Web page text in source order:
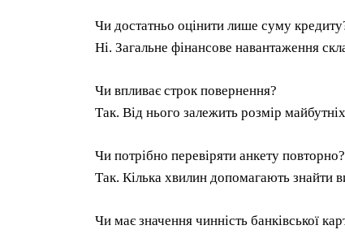
Чи достатньо оцінити лише суму
Ні. Загальне фінансове навантаження
Чи впливає строк повернення?
Так. Від нього залежить розмір
Чи потрібно перевіряти анкету повторно?
Так. Кілька хвилин допомагають знайти
Чи має значення чинність банківської